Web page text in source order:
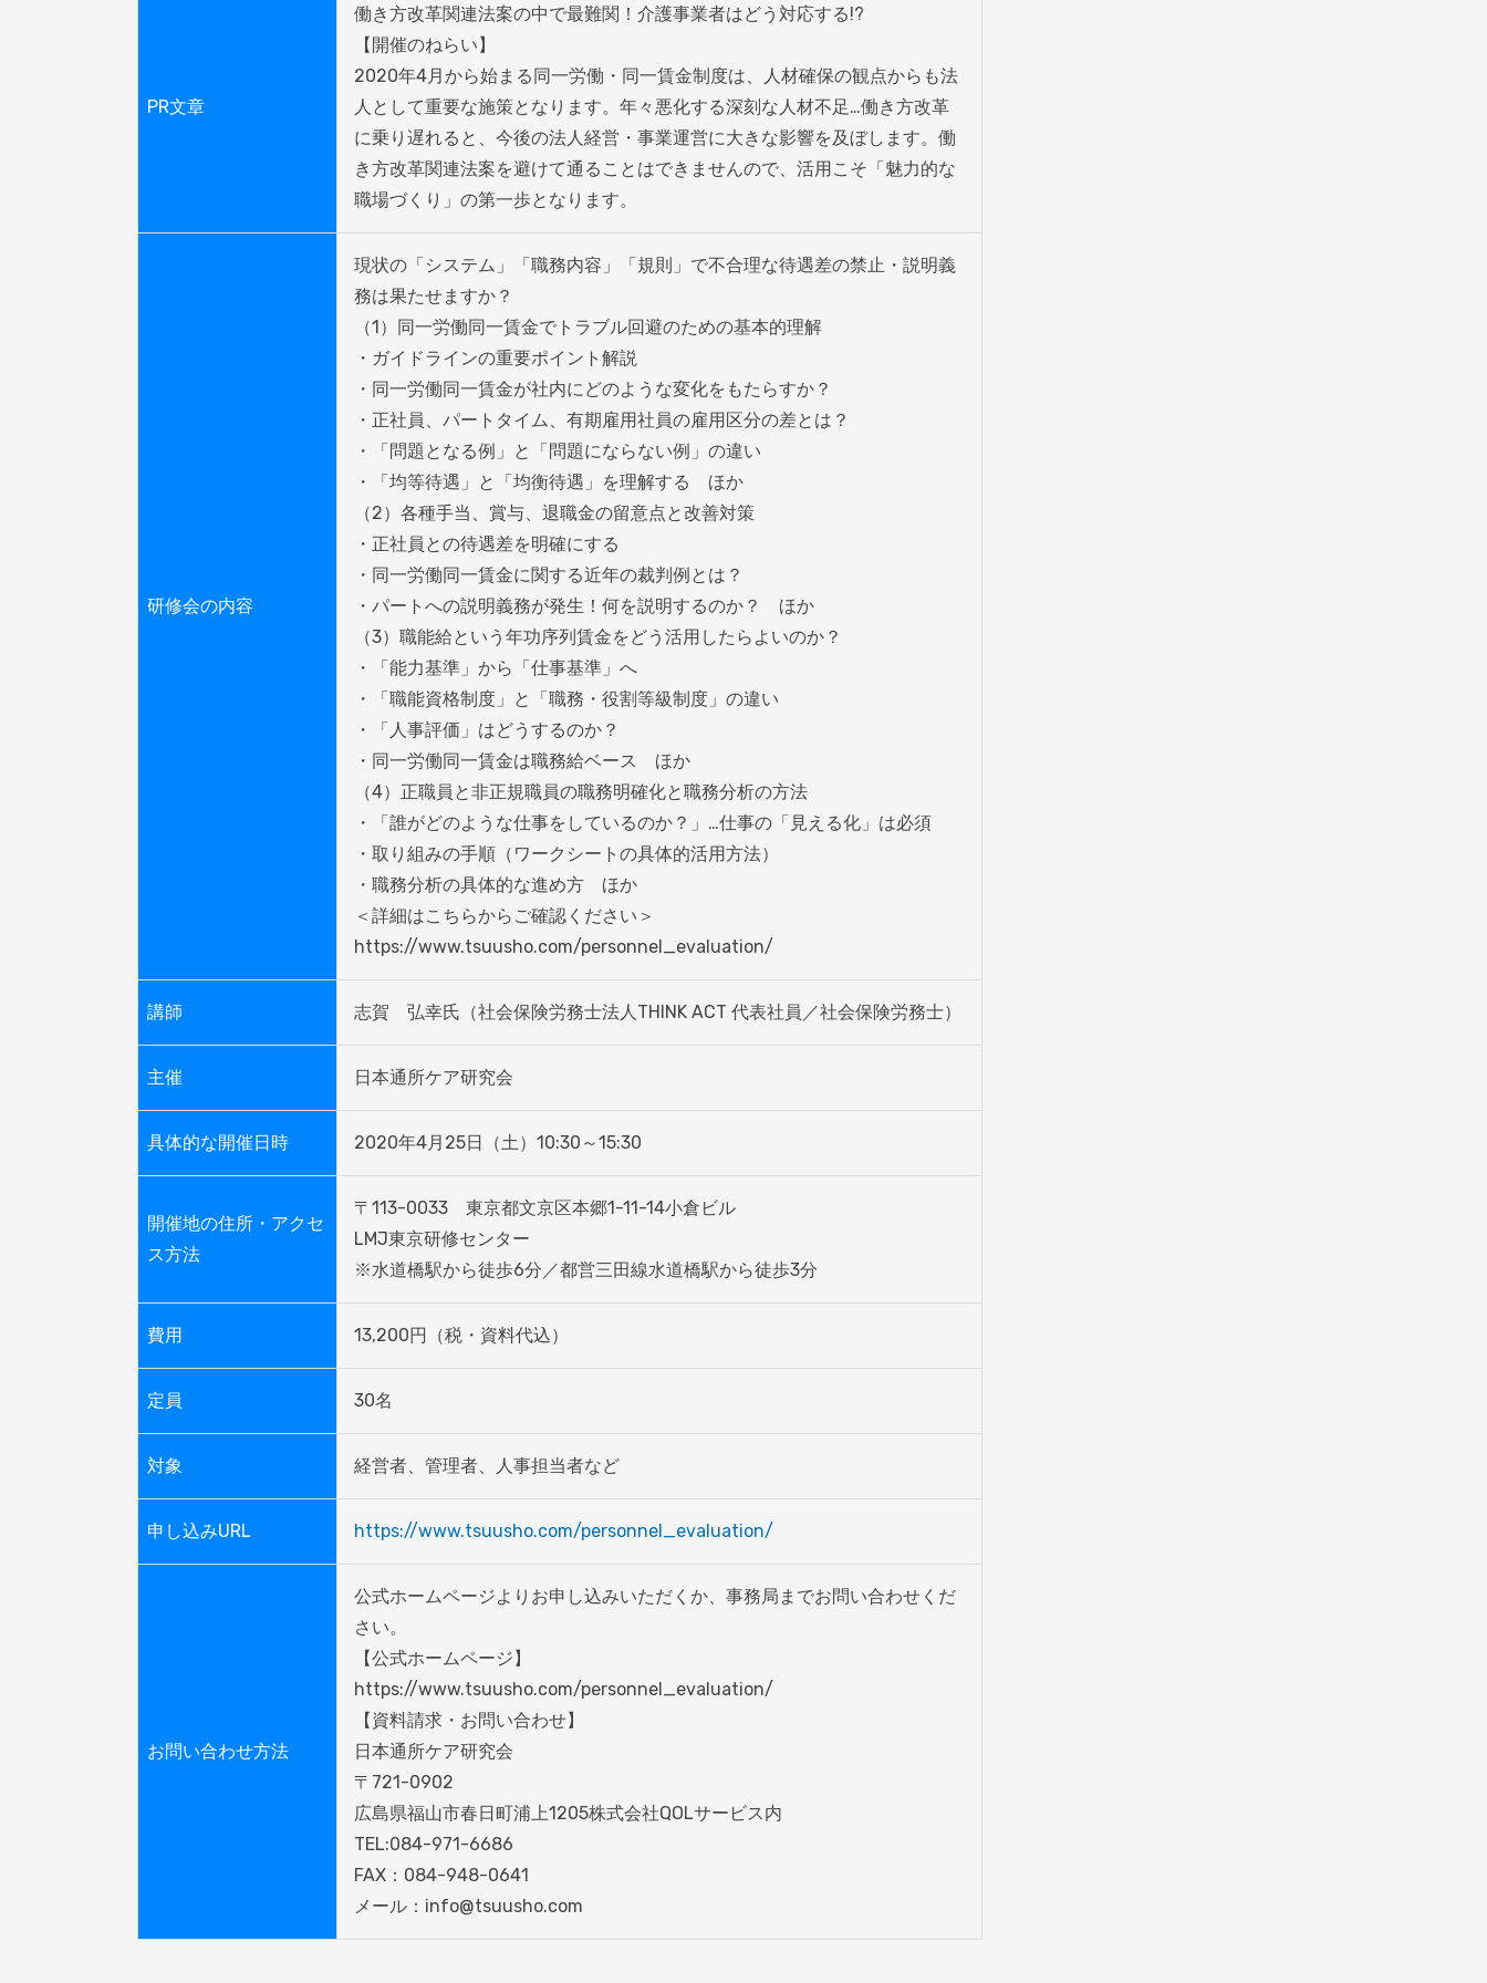
PR文章
働き方改革関連法案の中で最難関！介護事業者はどう対応する!?
【開催のねらい】
2020年4月から始まる同一労働・同一賃金制度は、人材確保の観点からも法
人として重要な施策となります。年々悪化する深刻な人材不足…働き方改革
に乗り遅れると、今後の法人経営・事業運営に大きな影響を及ぼします。働
き方改革関連法案を避けて通ることはできませんので、活用こそ「魅力的な
職場づくり」の第一歩となります。
研修会の内容
現状の「システム」「職務内容」「規則」で不合理な待遇差の禁止・説明義
務は果たせますか？
（1）同一労働同一賃金でトラブル回避のための基本的理解
・ガイドラインの重要ポイント解説
・同一労働同一賃金が社内にどのような変化をもたらすか？
・正社員、パートタイム、有期雇用社員の雇用区分の差とは？
・「問題となる例」と「問題にならない例」の違い
・「均等待遇」と「均衡待遇」を理解する　ほか
（2）各種手当、賞与、退職金の留意点と改善対策
・正社員との待遇差を明確にする
・同一労働同一賃金に関する近年の裁判例とは？
・パートへの説明義務が発生！何を説明するのか？　ほか
（3）職能給という年功序列賃金をどう活用したらよいのか？
・「能力基準」から「仕事基準」へ
・「職能資格制度」と「職務・役割等級制度」の違い
・「人事評価」はどうするのか？
・同一労働同一賃金は職務給ベース　ほか
（4）正職員と非正規職員の職務明確化と職務分析の方法
・「誰がどのような仕事をしているのか？」…仕事の「見える化」は必須
・取り組みの手順（ワークシートの具体的活用方法）
・職務分析の具体的な進め方　ほか
＜詳細はこちらからご確認ください＞
https://www.tsuusho.com/personnel_evaluation/
講師 志賀　弘幸氏（社会保険労務士法人THINK ACT 代表社員／社会保険労務士）
主催 日本通所ケア研究会
具体的な開催日時 2020年4月25日（土）10:30～15:30
開催地の住所・アクセ
ス方法
〒113-0033　東京都文京区本郷1-11-14小倉ビル
LMJ東京研修センター
※水道橋駅から徒歩6分／都営三田線水道橋駅から徒歩3分
費用 13,200円（税・資料代込）
定員 30名
対象 経営者、管理者、人事担当者など
申し込みURL https://www.tsuusho.com/personnel_evaluation/
お問い合わせ方法
公式ホームページよりお申し込みいただくか、事務局までお問い合わせくだ
さい。
【公式ホームページ】
https://www.tsuusho.com/personnel_evaluation/
【資料請求・お問い合わせ】
日本通所ケア研究会
〒721-0902
広島県福山市春日町浦上1205株式会社QOLサービス内
TEL:084-971-6686
FAX：084-948-0641
メール：info@tsuusho.com